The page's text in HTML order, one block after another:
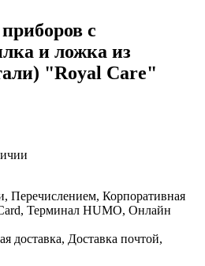
с
и ложка из
"Royal Care"
Перечислением, Корпоративная
Терминал HUMO, Онлайн
доставка, Доставка почтой,